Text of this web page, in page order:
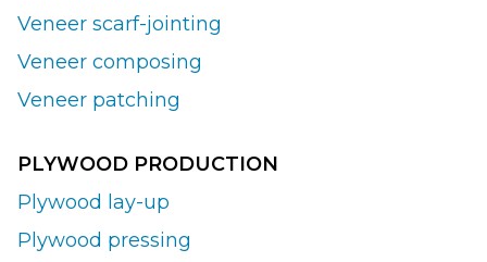
Veneer scarf-jointing
Veneer composing
Veneer patching
PLYWOOD PRODUCTION
Plywood lay-up
Plywood pressing